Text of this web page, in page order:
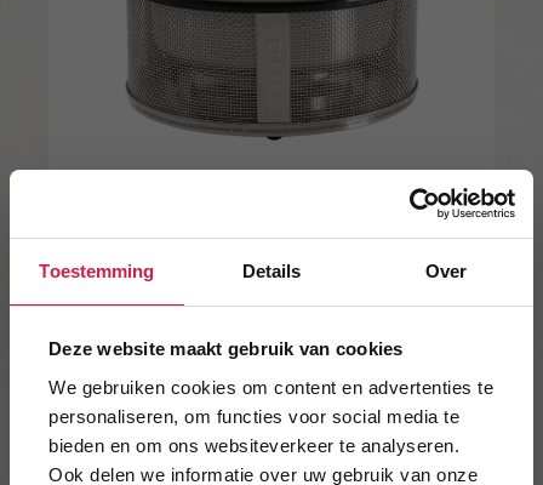
Toestemming Details Over
Deze website maakt gebruik van cookies
We gebruiken cookies om content en advertenties te
personaliseren, om functies voor social media te
bieden en om ons websiteverkeer te analyseren.
Ook delen we informatie over uw gebruik van onze
199 169
Bekijk product In winkelwagen
COBB PREMIER AIR
(GRILLPLAAT)